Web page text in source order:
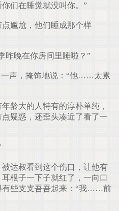
们在睡觉就没叫你。”
尴尬，他们睡成那个样
昨晚在你房间里睡啦？”
声，掩饰地说：“他……太累
龄大的人特有的淳朴单纯，
疑惑，还歪头凑近了看了一
达叔看到这个伤口，让他有
根子一下子就红了，一向口
有些支支吾吾起来：“我……前